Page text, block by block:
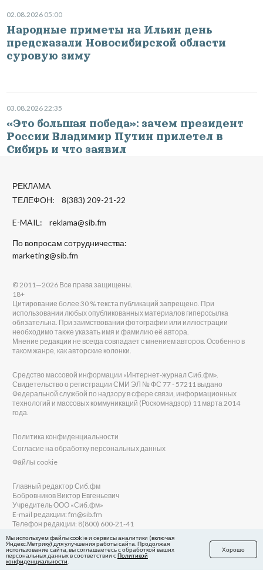
02.08.2026 05:00
Народные приметы на Ильин день
предсказали Новосибирской области
суровую зиму
03.08.2026 22:35
«Это большая победа»: зачем президент
России Владимир Путин прилетел в
Сибирь и что заявил
РЕКЛАМА
ТЕЛЕФОН: 8(383) 209-21-22
E-MAIL: reklama@sib.fm
По вопросам сотрудничества:
marketing@sib.fm
© 2011—2026 Все права защищены.
18+
Цитирование более 30 % текста публикаций запрещено. При
использовании любых опубликованных материалов гиперссылка
обязательна. При заимствовании фотографии или иллюстрации
необходимо также указать имя и фамилию её автора.
Мнение редакции не всегда совпадает с мнением авторов. Особенно в
таком жанре, как авторские колонки.
Средство массовой информации «Интернет-журнал Сиб.фм».
Свидетельство о регистрации СМИ ЭЛ № ФС 77 - 57211 выдано
Федеральной службой по надзору в сфере связи, информационных
технологий и массовых коммуникаций (Роскомнадзор) 11 марта 2014
года.
Политика конфиденциальности
Согласие на обработку персональных данных
Файлы cookie
Главный редактор Сиб.фм
Бобровников Виктор Евгеньевич
Учредитель ООО «Сиб.фм»
E-mail редакции: fm@sib.fm
Телефон редакции: 8(800) 600-21-41
Сайт разработан и поддерживается Технодзен
Мы используем файлы cookie и сервисы аналитики (включая
Яндекс.Метрику) для улучшения работы сайта. Продолжая
использование сайта, вы соглашаетесь с обработкой ваших
персональных данных в соответствии сПолитикой
конфиденциальности
Хорошо